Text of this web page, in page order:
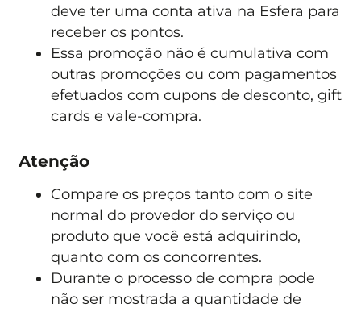
deve ter uma conta ativa na Esfera para
receber os pontos.
Essa promoção não é cumulativa com
outras promoções ou com pagamentos
efetuados com cupons de desconto, gift
cards e vale-compra.
Atenção
Compare os preços tanto com o site
normal do provedor do serviço ou
produto que você está adquirindo,
quanto com os concorrentes.
Durante o processo de compra pode
não ser mostrada a quantidade de